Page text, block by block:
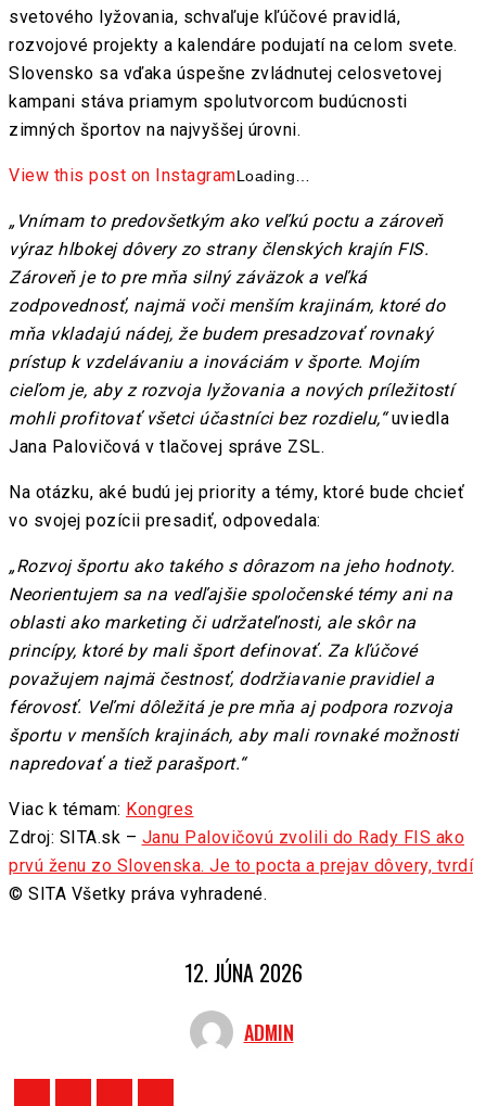
svetového lyžovania, schvaľuje kľúčové pravidlá,
rozvojové projekty a kalendáre podujatí na celom svete.
Slovensko sa vďaka úspešne zvládnutej celosvetovej
kampani stáva priamym spolutvorcom budúcnosti
zimných športov na najvyššej úrovni.
View this post on InstagramLoading…
„Vnímam to predovšetkým ako veľkú poctu a zároveň
výraz hlbokej dôvery zo strany členských krajín FIS.
Zároveň je to pre mňa silný záväzok a veľká
zodpovednosť, najmä voči menším krajinám, ktoré do
mňa vkladajú nádej, že budem presadzovať rovnaký
prístup k vzdelávaniu a inováciám v športe. Mojím
cieľom je, aby z rozvoja lyžovania a nových príležitostí
mohli profitovať všetci účastníci bez rozdielu,“uviedla
Jana Palovičová v tlačovej správe ZSL.
Na otázku, aké budú jej priority a témy, ktoré bude chcieť
vo svojej pozícii presadiť, odpovedala:
„Rozvoj športu ako takého s dôrazom na jeho hodnoty.
Neorientujem sa na vedľajšie spoločenské témy ani na
oblasti ako marketing či udržateľnosti, ale skôr na
princípy, ktoré by mali šport definovať. Za kľúčové
považujem najmä čestnosť, dodržiavanie pravidiel a
férovosť. Veľmi dôležitá je pre mňa aj podpora rozvoja
športu v menších krajinách, aby mali rovnaké možnosti
napredovať a tiež parašport.“
Viac k témam: Kongres
Zdroj: SITA.sk – Janu Palovičovú zvolili do Rady FIS ako
prvú ženu zo Slovenska. Je to pocta a prejav dôvery, tvrdí
© SITA Všetky práva vyhradené.
12. JÚNA 2026
ADMIN